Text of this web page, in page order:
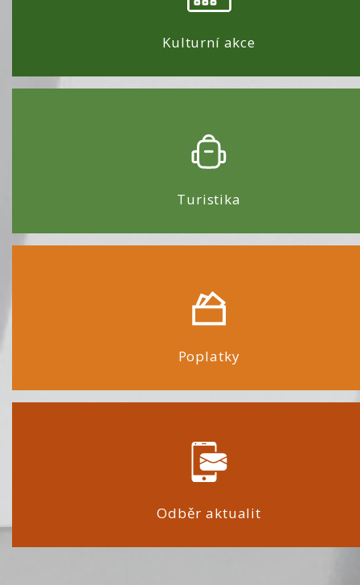
Kulturní akce
Turistika
Poplatky
Odběr aktualit